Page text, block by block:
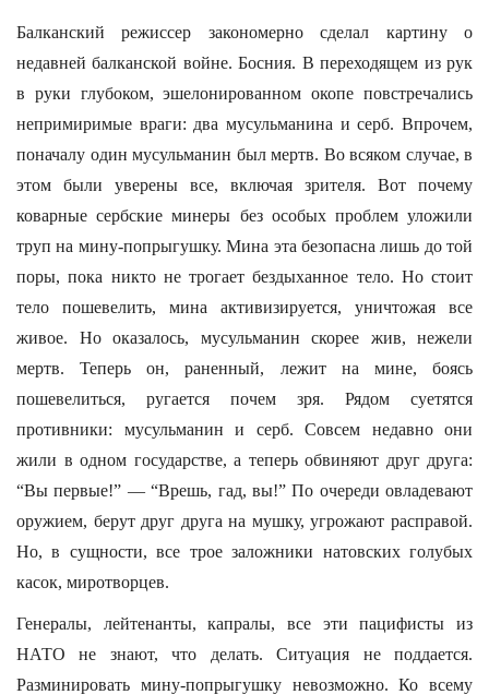
Балканский режиссер закономерно сделал картину о
недавней балканской войне. Босния. В переходящем из рук
в руки глубоком, эшелонированном окопе повстречались
непримиримые враги: два мусульманина и серб. Впрочем,
поначалу один мусульманин был мертв. Во всяком случае, в
этом были уверены все, включая зрителя. Вот почему
коварные сербские минеры без особых проблем уложили
труп на мину-попрыгушку. Мина эта безопасна лишь до той
поры, пока никто не трогает бездыханное тело. Но стоит
тело пошевелить, мина активизируется, уничтожая все
живое. Но оказалось, мусульманин скорее жив, нежели
мертв. Теперь он, раненный, лежит на мине, боясь
пошевелиться, ругается почем зря. Рядом суетятся
противники: мусульманин и серб. Совсем недавно они
жили в одном государстве, а теперь обвиняют друг друга:
“Вы первые!” — “Врешь, гад, вы!” По очереди овладевают
оружием, берут друг друга на мушку, угрожают расправой.
Но, в сущности, все трое заложники натовских голубых
касок, миротворцев.
Генералы, лейтенанты, капралы, все эти пацифисты из
НАТО не знают, что делать. Ситуация не поддается.
Разминировать мину-попрыгушку невозможно. Ко всему